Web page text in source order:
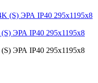
ЭРА IP40 295x1195x8
ЭРА IP40 295x1195x8